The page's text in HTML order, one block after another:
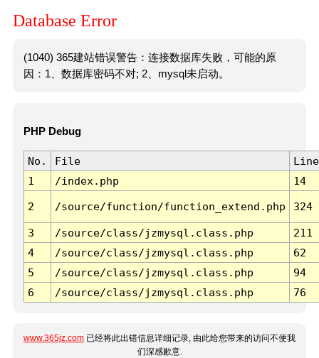
Database Error
(1040) 365建站错误警告：连接数据库失败，可能的原
因：1、数据库密码不对; 2、mysql未启动。
PHP Debug
No. File
Line
1
/index.php 14
2 /source/function/function_extend.php 324
3 /source/class/jzmysql.class.php
211
4
/source/class/jzmysql.class.php
62
5
/source/class/jzmysql.class.php
94
6
/source/class/jzmysql.class.php 76
www.365jz.com 已经将此出错信息详细记录, 由此给您带来的访问不便我
们深感歉意.